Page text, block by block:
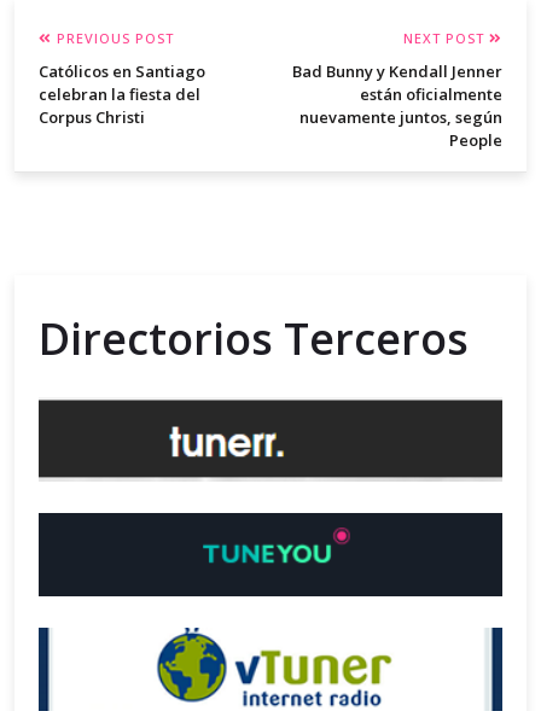
PREVIOUS POST
Católicos en Santiago
celebran la fiesta del
Corpus Christi
NEXT POST
Bad Bunny y Kendall Jenner
están oficialmente
nuevamente juntos, según
People
Directorios Terceros